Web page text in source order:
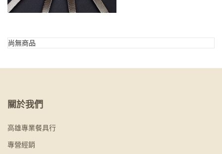
尚無商品
關於我們
高雄專業餐具行
專營經銷